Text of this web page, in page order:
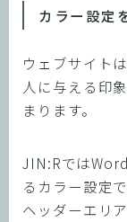
カラー設定
ウェブサイト
人に与える印
まります。
JIN:Rでは
るカラー設定
ヘッダーエリ